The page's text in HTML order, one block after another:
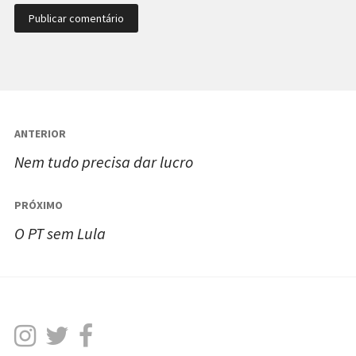
Navegação
de
ANTERIOR
Nem tudo precisa dar lucro
PRÓXIMO
O PT sem Lula